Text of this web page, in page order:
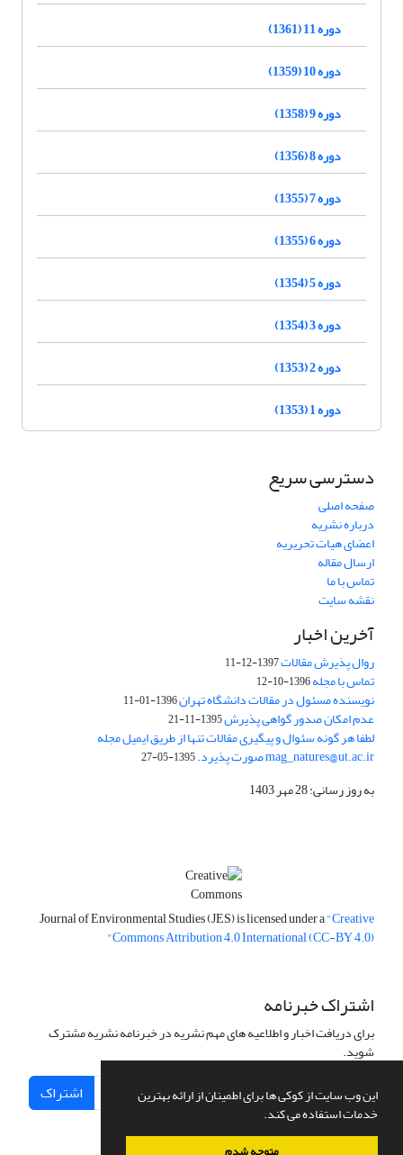
این وب سایت از کوکی ها برای اطمینان از ارائه بهترین
خدمات استفاده می کند.
دوره 11 (1361)
دوره 10 (1359)
دوره 9 (1358)
دوره 8 (1356)
دوره 7 (1355)
دوره 6 (1355)
دوره 5 (1354)
دوره 3 (1354)
دوره 2 (1353)
دوره 1 (1353)
دسترسی سریع
صفحه اصلی
درباره نشریه
اعضای هیات تحریریه
ارسال مقاله
تماس با ما
نقشه سایت
آخرین اخبار
روال پذیرش مقالات1397-12-11
تماس با مجله1396-10-12
نویسنده مسئول در مقالات دانشگاه تهران1396-01-11
عدم امکان صدور گواهی پذیرش1395-11-21
لطفا هر گونه سئوال و پیگیری مقالات تنها از طریق ایمیل مجله
mag_natures@ut.ac.ir صورت پذیرد. 1395-05-27
به روز رسانی: 28 مهر 1403
Journal of Environmental Studies (JES) is licensed under a"Creative
Commons Attribution 4.0 International (CC-BY 4.0)"
اشتراک خبرنامه
برای دریافت اخبار و اطلاعیه های مهم نشریه در خبرنامه نشریه مشترک
شوید.
اشتراک